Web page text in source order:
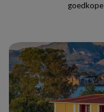
goedkope